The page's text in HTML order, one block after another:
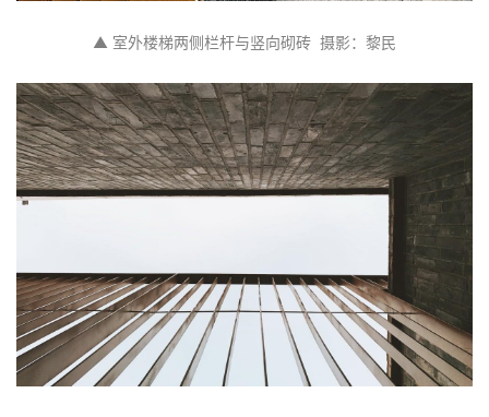
▲ 室外楼梯两侧栏杆与竖向砌砖  摄影：黎民